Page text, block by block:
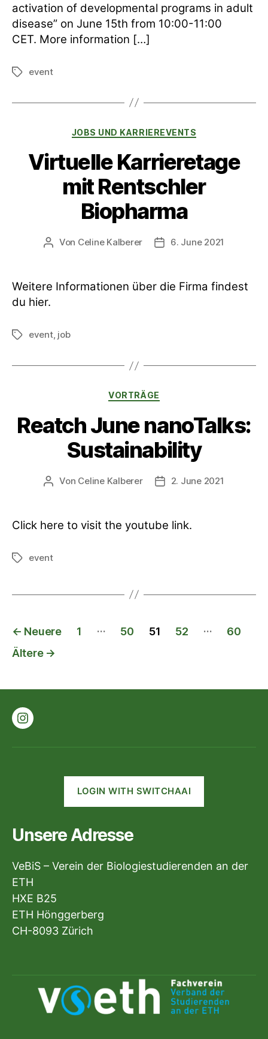
activation of developmental programs in adult
disease” on June 15th from 10:00-11:00
CET. More information […]
Schlagwörter
event
Kategorien
JOBS UND KARRIEREVENTS
Virtuelle Karrieretage
mit Rentschler
Biopharma
Beitragsautor
Von Celine Kalberer Veröffentlichungsdatum
6. June 2021
Weitere Informationen über die Firma findest
du hier.
Schlagwörter
event, job
Kategorien
VORTRÄGE
Reatch June nanoTalks:
Sustainability
Beitragsautor
Von Celine Kalberer Veröffentlichungsdatum
2. June 2021
Click here to visit the youtube link.
Schlagwörter
event
Posts
pagination
← Neuere 1 … 50 51 52 …
60
Ältere →
Instagram
LOGIN WITH SWITCHAAI
Unsere Adresse
VeBiS – Verein der Biologiestudierenden an der
ETH
HXE B25
ETH Hönggerberg
CH-8093 Zürich